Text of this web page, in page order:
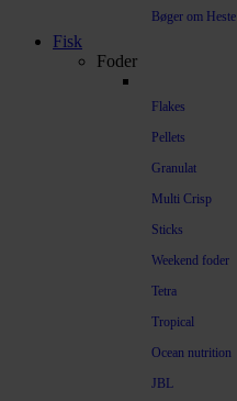
Bøger om Heste
Fisk
Foder
Flakes
Pellets
Granulat
Multi Crisp
Sticks
Weekend foder
Tetra
Tropical
Ocean nutrition
JBL